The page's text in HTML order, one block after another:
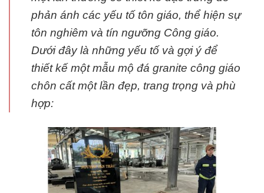
phản ánh các yếu tố tôn giáo, thể hiện sự
tôn nghiêm và tín ngưỡng Công giáo.
Dưới đây là những yếu tố và gợi ý để
thiết kế một mẫu mộ đá granite công giáo
chôn cất một lần đẹp, trang trọng và phù
hợp: